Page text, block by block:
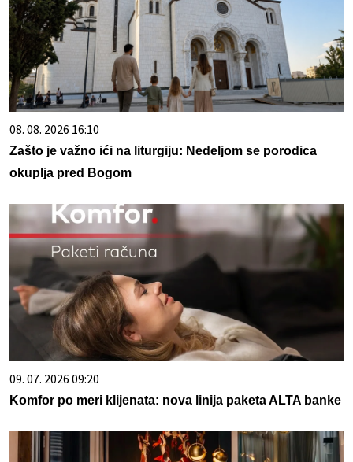
08. 08. 2026 16:10
Zašto je važno ići na liturgiju: Nedeljom se porodica
okuplja pred Bogom
09. 07. 2026 09:20
Komfor po meri klijenata: nova linija paketa ALTA banke